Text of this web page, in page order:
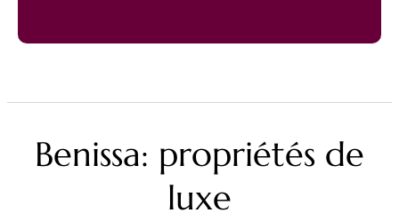
Benissa: propriétés de
luxe